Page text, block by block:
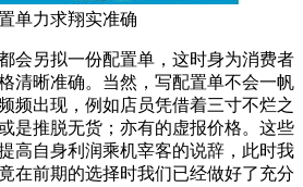
单力求翔实准确
会另拟一份配置单，这时身为消费者
清晰准确。当然，写配置单不会一帆
频出现，例如店员凭借着三寸不烂之
是推脱无货；亦有的虚报价格。这些
高自身利润乘机宰客的说辞，此时我
在前期的选择时我们已经做好了充分